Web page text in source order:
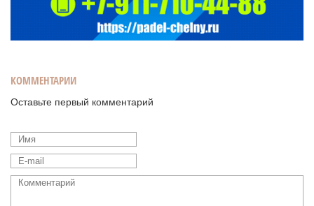
КОММЕНТАРИИ
Оставьте первый комментарий